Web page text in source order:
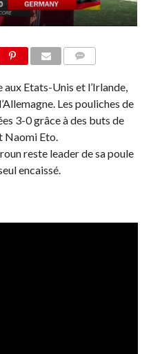
Etats-Unis et l’Irlande,
Les pouliches de
3-0 grâce à des buts de
Naomi Eto.
reste leader de sa poule
encaissé.